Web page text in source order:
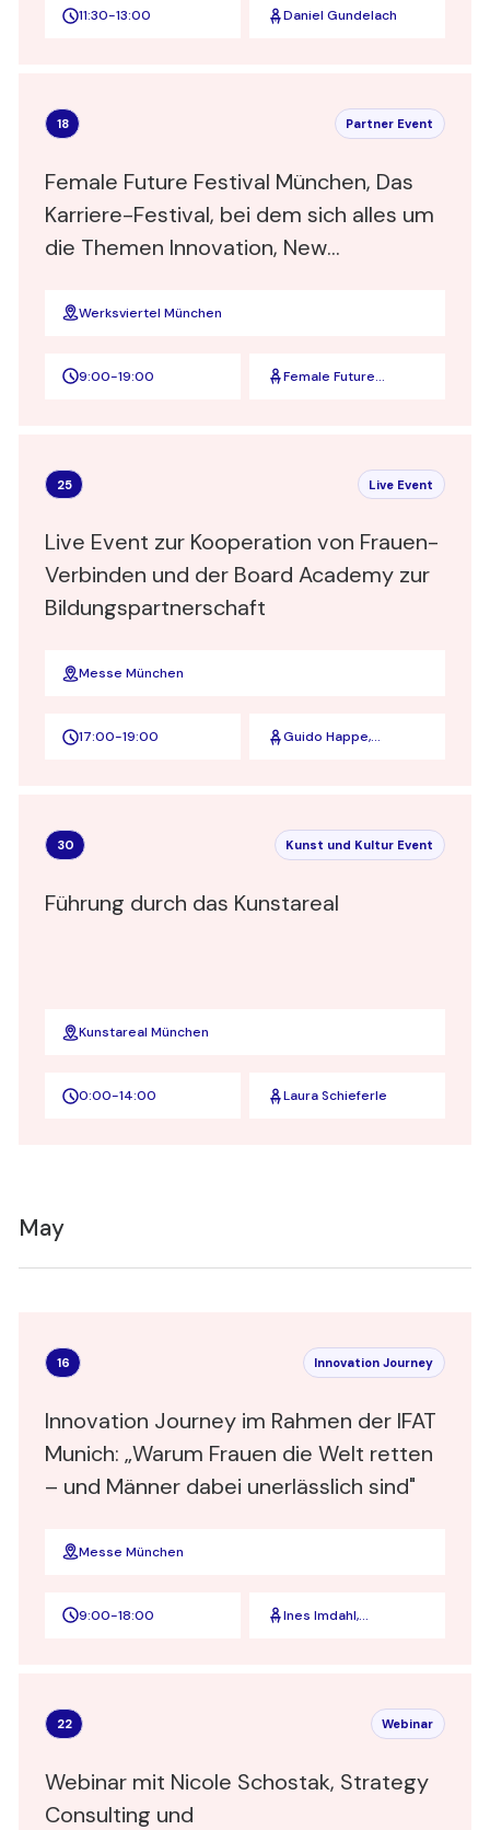
11:30-13:00 Daniel Gundelach
18 Partner Event
Female Future Festival München, Das
Karriere-Festival, bei dem sich alles um
die Themen Innovation, New
Chancen dreht. Sonderkonditionen für
Werksviertel München
9:00-19:00
Female Future
25 Live Event
Live Event zur Kooperation von Frauen-
Verbinden und der Board Academy zur
Bildungspartnerschaft
Messe München
17:00-19:00
Guido Happe,
Geschäftsführer der
Board Academy
30 Kunst und Kultur Event
Führung durch das Kunstareal
Kunstareal München
0:00-14:00 Laura Schieferle
May
16 Innovation Journey
Innovation Journey im Rahmen der IFAT
Munich: „Warum Frauen die Welt retten
– und Männer dabei unerlässlich sind"
Messe München
9:00-18:00
Ines Imdahl,
22 Webinar
Webinar mit Nicole Schostak, Strategy
Consulting und